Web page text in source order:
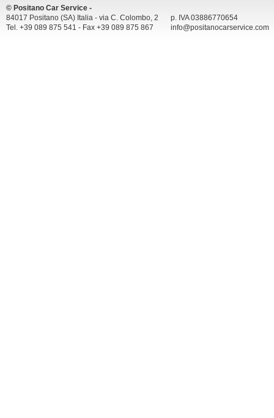
© Positano Car Service -
84017 Positano (SA) Italia - via C. Colombo, 2
Tel. +39 089 875 541 - Fax +39 089 875 867
p. IVA 03886770654
info@positanocarservice.com